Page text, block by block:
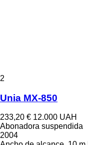
2
Unia MX-850
233,20 € 12.000 UAH
Abonadora suspendida
2004